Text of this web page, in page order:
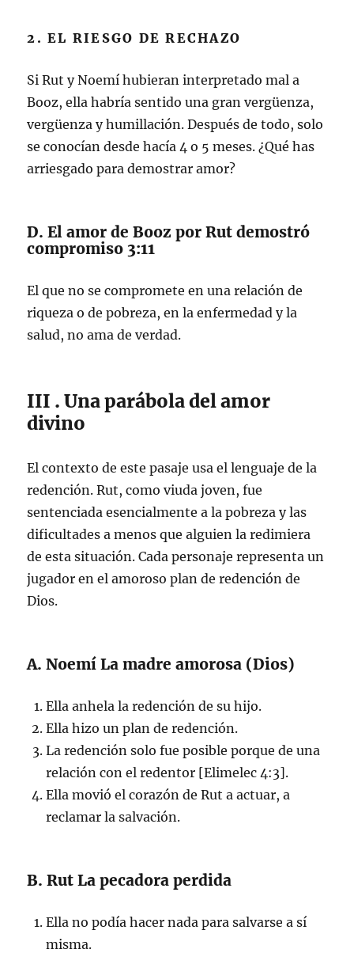
2. EL RIESGO DE RECHAZO
Si Rut y Noemí hubieran interpretado mal a
Booz, ella habría sentido una gran vergüenza,
vergüenza y humillación. Después de todo, solo
se conocían desde hacía 4 o 5 meses. ¿Qué has
arriesgado para demostrar amor?
D. El amor de Booz por Rut demostró
compromiso 3:11
El que no se compromete en una relación de
riqueza o de pobreza, en la enfermedad y la
salud, no ama de verdad.
III . Una parábola del amor
divino
El contexto de este pasaje usa el lenguaje de la
redención. Rut, como viuda joven, fue
sentenciada esencialmente a la pobreza y las
dificultades a menos que alguien la redimiera
de esta situación. Cada personaje representa un
jugador en el amoroso plan de redención de
Dios.
A. Noemí La madre amorosa (Dios)
Ella anhela la redención de su hijo.
Ella hizo un plan de redención.
La redención solo fue posible porque de una
relación con el redentor [Elimelec 4:3].
Ella movió el corazón de Rut a actuar, a
reclamar la salvación.
B. Rut La pecadora perdida
Ella no podía hacer nada para salvarse a sí
misma.